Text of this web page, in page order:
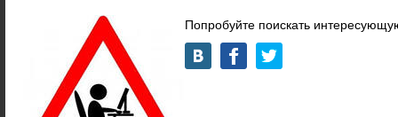
Попробуйте поискать